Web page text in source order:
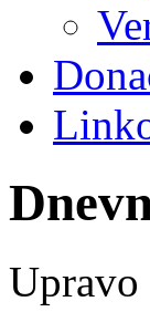
Upravo